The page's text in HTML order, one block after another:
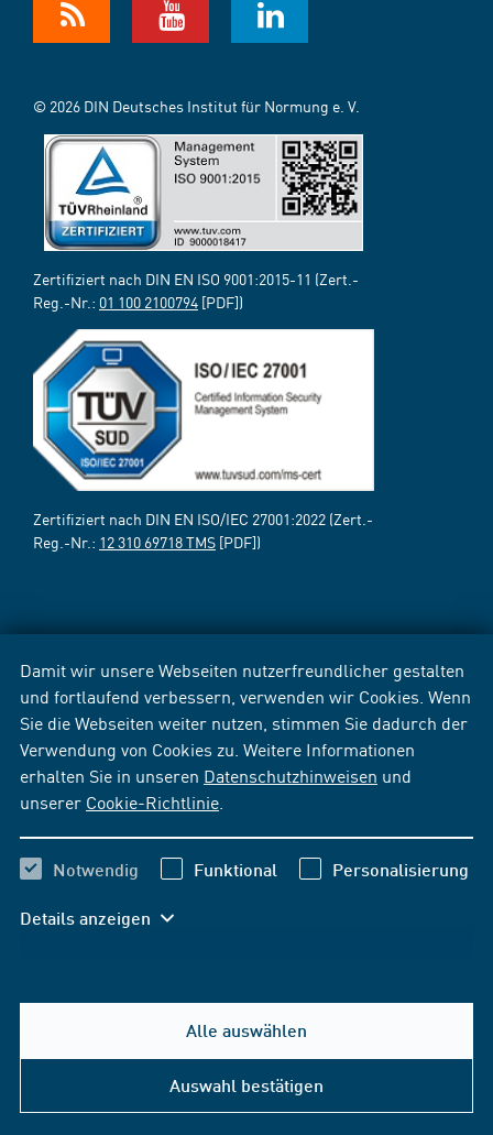
Damit wir unsere Webseiten nutzerfreundlicher gestalten
und fortlaufend verbessern, verwenden wir Cookies. Wenn
Sie die Webseiten weiter nutzen, stimmen Sie dadurch der
Verwendung von Cookies zu. Weitere Informationen
erhalten Sie in unseren Datenschutzhinweisen und
unserer Cookie-Richtlinie
Notwendig Funktional Personalisierung
Details anzeigen
Alle auswählen
Auswahl bestätigen
© 2026 DIN Deutsches Institut für Normung e. V.
Zertifiziert nach DIN EN ISO 9001:2015-11 (Zert.-
Reg.-Nr.: 01 100 2100794 [PDF])
Zertifiziert nach DIN EN ISO/IEC 27001:2022 (Zert.-
Reg.-Nr.: 12 310 69718 TMS [PDF])